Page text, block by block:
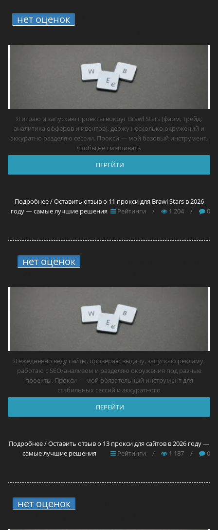
нет оценок
Я играю и запускаю проекты вокруг Brawl Stars (фарм, трейд,
аналитика офферов и ивентов), держу несколько окружений и
аккуратно разделяю сессии. Прокси — мой базовый инструмент,
чтобы не смешивать
ПЕРЕЙТИ
Подробнее / Оставить отзыв о 11 прокси для Brawl Stars в 2026
году — самые лучшие решения
Рейтинги / 1 204 / 0
нет оценок
Я ежедневно веду сайты, проверяю выдачу, запускаю рекламу,
работаю с SEO/анализом и разделяю окружения под разные
проекты. Прокси — мой обязательный инструмент для
стабильных сессий и аккуратного
ПЕРЕЙТИ
Подробнее / Оставить отзыв о 13 прокси для сайтов в 2026 году —
самые лучшие решения
Рейтинги / 1 187 / 0
нет оценок